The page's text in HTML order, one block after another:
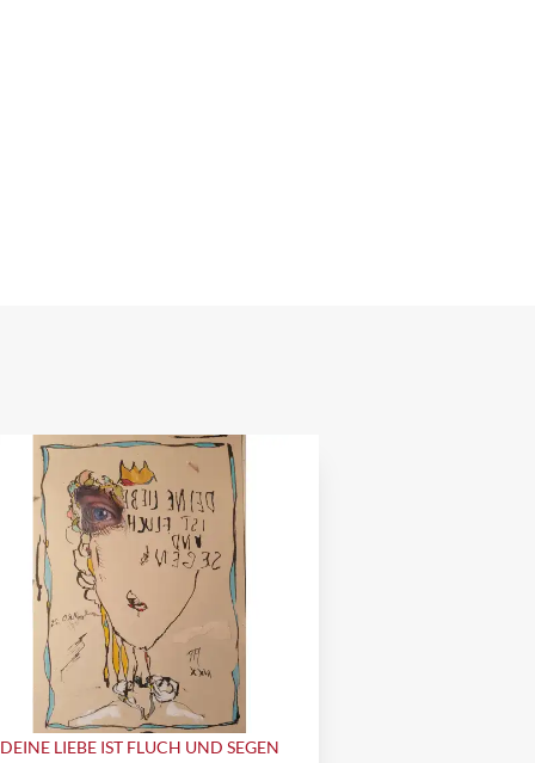
DEINE LIEBE IST FLUCH UND SEGEN